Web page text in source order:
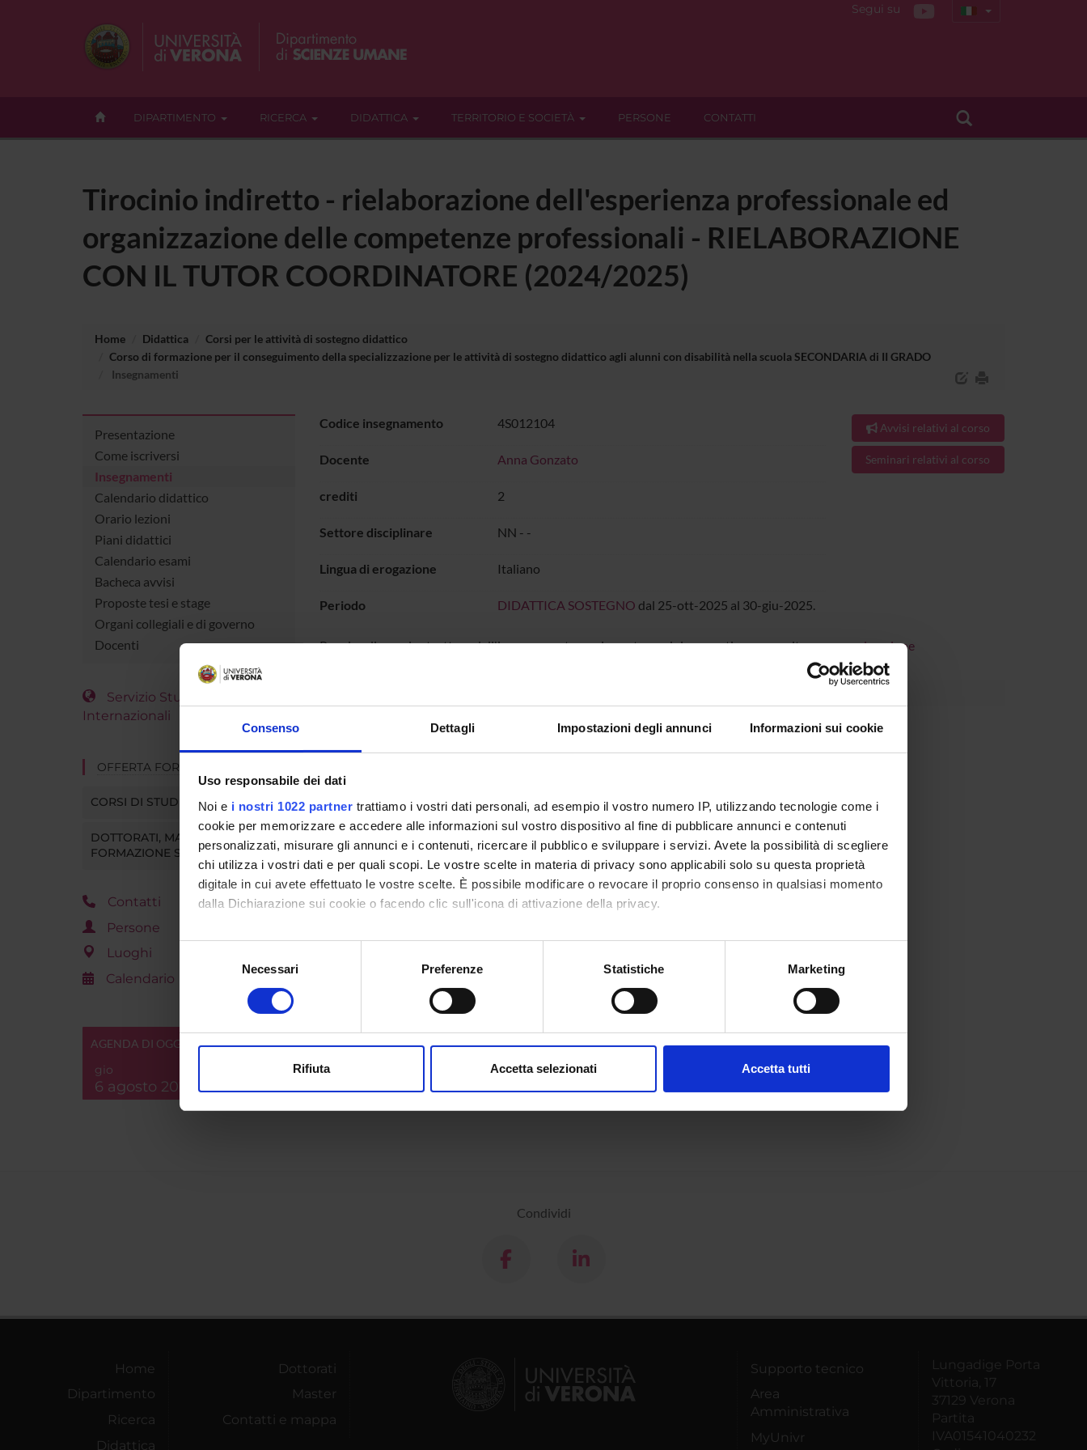
Consenso Dettagli Impostazioni degli annunci Informazioni sui cookie
Uso responsabile dei dati
Noi e i nostri 1022 partner trattiamo i vostri dati personali, ad esempio il vostro numero IP, utilizzando tecnologie come i
cookie per memorizzare e accedere alle informazioni sul vostro dispositivo al fine di pubblicare annunci e contenuti
personalizzati, misurare gli annunci e i contenuti, ricercare il pubblico e sviluppare i servizi. Avete la possibilità di scegliere
chi utilizza i vostri dati e per quali scopi. Le vostre scelte in materia di privacy sono applicabili solo su questa proprietà
digitale in cui avete effettuato le vostre scelte. È possibile modificare o revocare il proprio consenso in qualsiasi momento
dalla Dichiarazione sui cookie o facendo clic sull'icona di attivazione della privacy.
Con il tuo consenso, vorremmo anche:
raccogliere informazioni sulla tua posizione geografica, con un'approssimazione di qualche metro,
digitali).
modificare o ritirare il tuo consenso in qualsiasi momento dalla Dichiarazione sui cookie.
Necessari Preferenze Statistiche Marketing
Rifiuta Accetta selezionati Accetta tutti
Segui su
DIPARTIMENTO RICERCA DIDATTICA TERRITORIO E SOCIETÀ PERSONE CONTATTI
Tirocinio indiretto - rielaborazione dell'esperienza professionale ed
organizzazione delle competenze professionali - RIELABORAZIONE
CON IL TUTOR COORDINATORE (2024/2025)
Home Didattica
Corsi per le attività di sostegno didattico
Corso di formazione per il conseguimento della specializzazione per le attività di sostegno didattico agli alunni con disabilità nella scuola SECONDARIA di II GRADO
Insegnamenti
Presentazione
Come iscriversi
Insegnamenti
Calendario didattico
Orario lezioni
Piani didattici
Calendario esami
Bacheca avvisi
Proposte tesi e stage
Organi collegiali e di governo
Docenti
Servizio Studenti
Internazionali
OFFERTA FORMATIVA
CORSI DI STUDIO
DOTTORATI, MASTER E
FORMAZIONE SUPERIORE
Contatti
Persone
Luoghi
Calendario
AGENDA DI OGGI
gio
6 agosto 2026
Codice insegnamento 4S012104
Docente Anna Gonzato
crediti 2
Settore disciplinare NN - -
Lingua di erogazione Italiano
Periodo DIDATTICA SOSTEGNO dal 25-ott-2025 al 30-giu-2025.
Avvisi relativi al corso
Seminari relativi al corso
Per visualizzare la struttura dell'insegnamento a cui questo modulo appartiene, consultare
organizzazione
Vai all'orario delle lezioni
Condividi
Home
Dipartimento
Ricerca
Didattica
Dottorati
Master
Contatti e mappa
Supporto tecnico
Area
Amministrativa
MyUnivr
Lungadige Porta
Vittoria, 17
37129 Verona
Partita
IVA01541040232